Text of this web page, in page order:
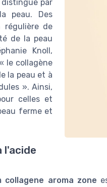
distingue par
peau. Des
régulière de
de la peau
Knoll,
le collagène
la peau et à
». Ainsi,
celles et
ferme et
l'acide
collagene aroma zone